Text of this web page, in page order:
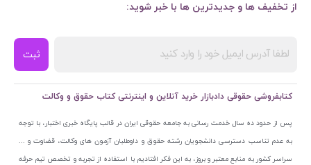
از تخفیف ها و جدیدترین ها با خبر شوید:
ثبت
کتابفروشی حقوقی دادبازار خرید آنلاین و اینترنتی کتاب حقوق و وکالت
پس از حدود ده سال خدمت رسانی به جامعه حقوقی ایران در قالب پایگاه خبری اختبار، با توجه
به عدم تناسب دسترسی دانشجویان رشته حقوق و داوطلبان آزمون های وکالت، قضاوت و ...
سراسر کشور به منابع معتبر و بروز، به این فکر افتادیم با استفاده از تجربه و تخصص تیم حرفه